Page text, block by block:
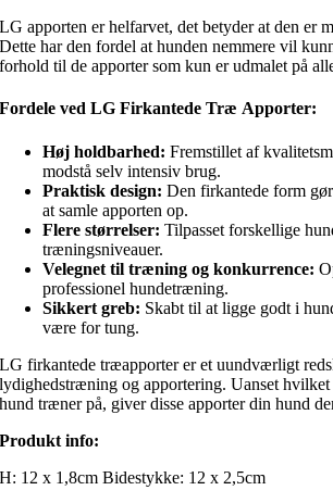
LG apporten er helfarvet, det betyder at den er
Dette har den fordel at hunden nemmere vil
forhold til de apporter som kun er udmalet på
Fordele ved LG Firkantede Træ Apporter:
Høj holdbarhed: Fremstillet af
modstå selv intensiv brug.
Praktisk design: Den firkantede form
at samle apporten op.
Flere størrelser: Tilpasset forskellige
træningsniveauer.
Velegnet til træning og konkurrence:
professionel hundetræning.
Sikkert greb: Skabt til at ligge godt i
være for tung.
LG firkantede træapporter er et uundværligt
lydighedstræning og apportering. Uanset
hund træner på, giver disse apporter din hund
Produkt info:
H: 12 x 1,8cm Bidestykke: 12 x 2,5cm